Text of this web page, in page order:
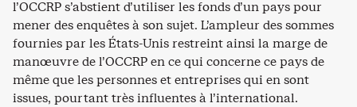
l’OCCRP s’abstient d’utiliser les fonds d’un pays pour
mener des enquêtes à son sujet. L’ampleur des sommes
fournies par les États-Unis restreint ainsi la marge de
manœuvre de l’OCCRP en ce qui concerne ce pays de
même que les personnes et entreprises qui en sont
issues, pourtant très influentes à l’international.